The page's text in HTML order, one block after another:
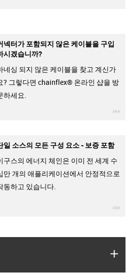
넥터가 포함되지 않은 케이블을 구입
시겠습니까?
네싱 되지 않은 케이블을 찾고 계신가
? 그렇다면 chainflex® 온라인 샵을 방
하세요.
일 소스의 모든 구성 요소 - 보증 포함
구스의 에너지 체인은 이미 전 세계 수
만 개의 애플리케이션에서 안정적으로
동하고 있습니다.